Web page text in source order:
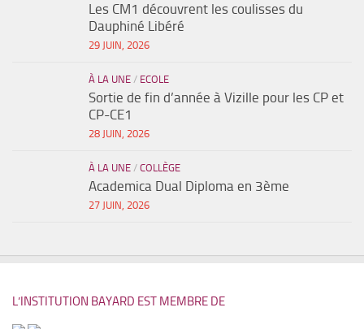
Les CM1 découvrent les coulisses du
Dauphiné Libéré
29 JUIN, 2026
À LA UNE / ECOLE
Sortie de fin d’année à Vizille pour les CP et
CP-CE1
28 JUIN, 2026
À LA UNE / COLLÈGE
Academica Dual Diploma en 3ème
27 JUIN, 2026
L’INSTITUTION BAYARD EST MEMBRE DE